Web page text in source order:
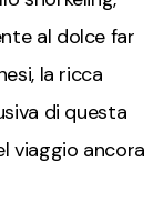
al dolce far
la ricca
di questa
viaggio ancora